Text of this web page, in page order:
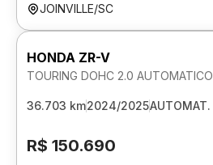
JOINVILLE/SC
HONDA ZR-V
TOURING DOHC 2.0 AUTOMATICO
36.703 km2024/2025AUTOMAT.
R$ 150.690